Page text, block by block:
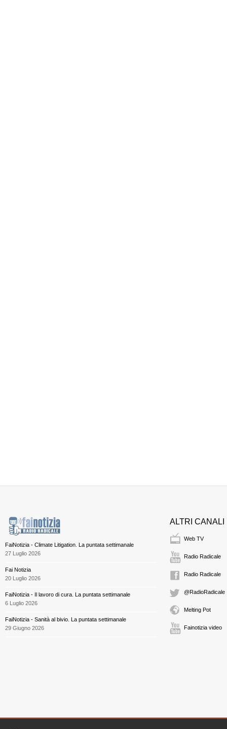
FaiNotizia - Climate Litigation. La puntata settimanale
27 Luglio 2026
Fai Notizia
20 Luglio 2026
FaiNotizia - Il lavoro di cura. La puntata settimanale
6 Luglio 2026
FaiNotizia - Sanità al bivio. La puntata settimanale
29 Giugno 2026
ALTRI CANALI
Web TV
Radio Radicale
Radio Radicale
@RadioRadicale
Melting Pot
Fainotizia video